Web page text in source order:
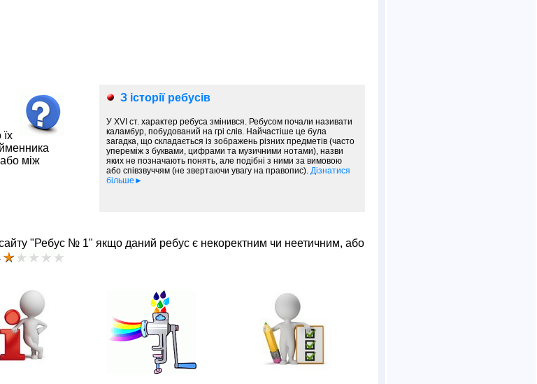
між
З історії ребусів
У ХVI ст. характер ребуса змінився. Ребусом почали називати
каламбур, побудований на грі слів. Найчастіше це була
загадка, що складається із зображень різних предметів (часто
упереміж з буквами, цифрами та музичними нотами), назви
яких не позначають понять, але подібні з ними за вимовою
або співзвуччям (не звертаючи увагу на правопис). Дізнатися
більше►
сайту "Ребус № 1" якщо даний ребус є некоректним чи неетичним, або